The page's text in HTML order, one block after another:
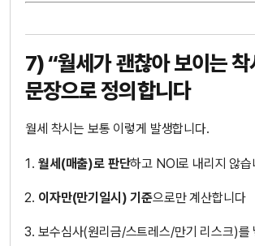
7) “월세가 괜찮아 보이는
문장으로 정의합니다
월세 착시는 보통 이렇게 발생합니다.
월세(매출)로 판단하고 NOI로 내리지 않습
이자만(만기일시) 기준으로만 계산합니다
보수심사(원리금/스트레스/만기 리스크)를